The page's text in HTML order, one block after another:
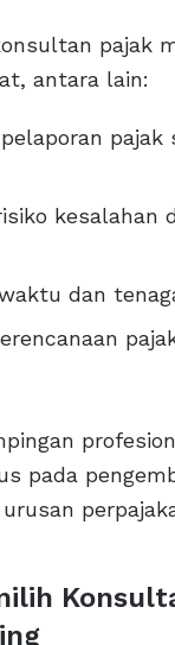
pajak
antara lain:
pajak
kesalahan
dan
pada